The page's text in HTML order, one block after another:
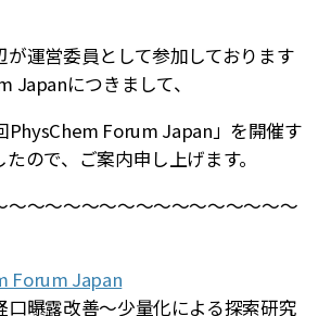
運営委員として参加しております
Japanにつきまして、
PhysChem Forum Japan」を開催す
ので、ご案内申し上げます。
～～～～～～～～～～～～～～～～
Forum Japan
口曝露改善～少量化による探索研究